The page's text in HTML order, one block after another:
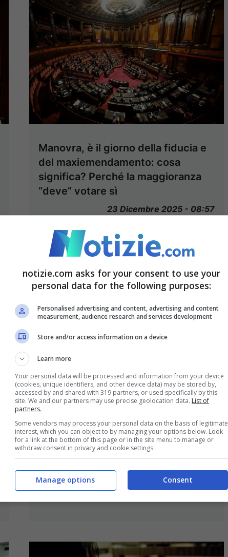
Manovra, è il giorno della fiducia e
del maxiemendamento: cosa
significa? Perché la maggioranza
“deve” votare sì
23 Dicembre 2025 - 08:57
Qatargate, inchiesta fragile ma
voto pesante: stop all’immunità per
testa alta”
notizie.com asks for your consent to use your
personal data for the following purposes:
Personalised advertising and content, advertising and content
measurement, audience research and services development
Store and/or access information on a device
Learn more
Your personal data will be processed and information from your device
(cookies, unique identifiers, and other device data) may be stored by,
accessed by and shared with 319 partners, or used specifically by this
site. We and our partners may use precise geolocation data. List of
partners.
Some vendors may process your personal data on the basis of legitimate
interest, which you can object to by managing your options below. Look
for a link at the bottom of this page or in the site menu to manage or
withdraw consent in privacy and cookie settings.
Consent
Manage options